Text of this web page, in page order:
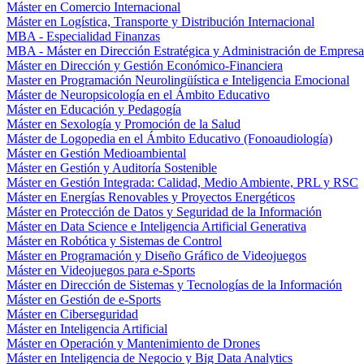
Máster en Comercio Internacional
Máster en Logística, Transporte y Distribución Internacional
MBA - Especialidad Finanzas
MBA - Máster en Dirección Estratégica y Administración de
Máster en Dirección y Gestión Económico-Financiera
Master en Programación Neurolingüística e Inteligencia Emocional
Máster de Neuropsicología en el Ámbito Educativo
Máster en Educación y Pedagogía
Máster en Sexología y Promoción de la Salud
Máster de Logopedia en el Ámbito Educativo (Fonoaudiología)
Máster en Gestión Medioambiental
Máster en Gestión y Auditoría Sostenible
Máster en Gestión Integrada: Calidad, Medio Ambiente, PRL y RSC
Máster en Energías Renovables y Proyectos Energéticos
Máster en Protección de Datos y Seguridad de la Información
Máster en Data Science e Inteligencia Artificial Generativa
Máster en Robótica y Sistemas de Control
Máster en Programación y Diseño Gráfico de Videojuegos
Máster en Videojuegos para e-Sports
Máster en Dirección de Sistemas y Tecnologías de la Información
Máster en Gestión de e-Sports
Máster en Ciberseguridad
Máster en Inteligencia Artificial
Máster en Operación y Mantenimiento de Drones
Máster en Inteligencia de Negocio y Big Data Analytics